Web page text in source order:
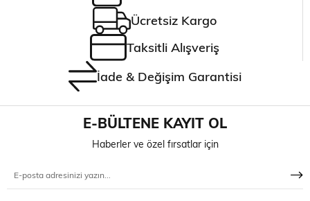
Ücretsiz Kargo
Taksitli Alışveriş
İade & Değişim Garantisi
E-BÜLTENE KAYIT OL
Haberler ve özel fırsatlar için